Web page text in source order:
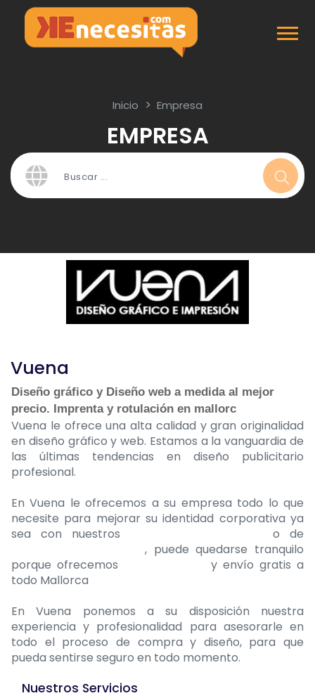
Inicio Empresa
EMPRESA
Vuena
Diseño gráfico y Diseño web a medida al mejor
precio. Imprenta y rotulación en mallorc
Vuena le ofrece una alta calidad y gran originalidad
en diseño gráfico y web. Estamos a la vanguardia de
las últimas tendencias en diseño publicitario
profesional.
En Vuena le ofrecemos a su empresa todo lo que
necesite para mejorar su identidad corporativa ya
sea con nuestros
o de
rotulación en mallorca, puede quedarse tranquilo
porque ofrecemos
y envío gratis a
todo Mallorca
En Vuena ponemos a su disposición nuestra
experiencia y profesionalidad para asesorarle en
todo el proceso de compra y diseño, para que
pueda sentirse seguro en todo momento.
Nuestros Servicios